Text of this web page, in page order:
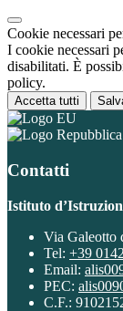
Cookie necessari
I cookie necessari
disabilitati. È
policy.
Accetta tutti
Contatti
Istituto
Via Galeotto
Tel: +39
Email:
PEC:
C.F.: